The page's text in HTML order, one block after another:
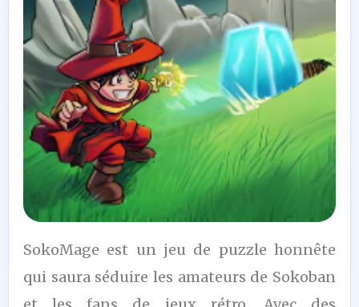
5
/10
SokoMage est un jeu de puzzle honnête
qui saura séduire les amateurs de Sokoban